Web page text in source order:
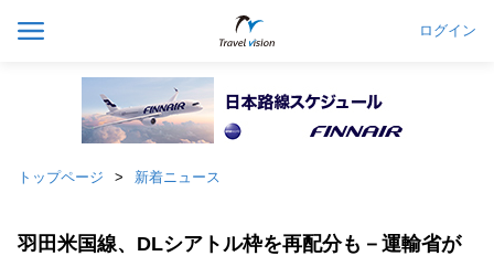
ログイン
トップページ 新着ニュース
羽田米国線、DLシアトル枠を再配分も－運輸省が